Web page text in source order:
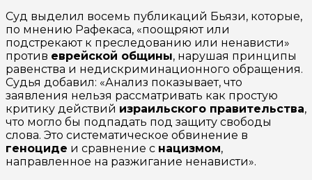
Суд выделил восемь публикаций Бьязи, которые,
по мнению Рафекаса, «поощряют или
подстрекают к преследованию или ненависти»
против еврейской общины, нарушая принципы
равенства и недискриминационного обращения.
Судья добавил: «Анализ показывает, что
заявления нельзя рассматривать как простую
критику действий израильского правительства,
что могло бы подпадать под защиту свободы
слова. Это систематическое обвинение в
геноциде и сравнение с нацизмом,
направленное на разжигание ненависти».